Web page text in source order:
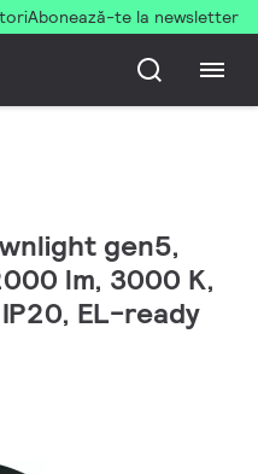
Abonează-te la newsletter
gen5,
lm, 3000 K,
EL-ready